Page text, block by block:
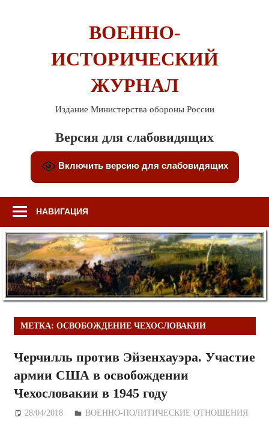
ВОЕННО-
ИСТОРИЧЕСКИЙ
ЖУРНАЛ
Издание Министерства обороны России
Версия для слабовидящих
Включить версию для слабовидящих
НАВИГАЦИЯ
МЕТКА: ОСВОБОЖДЕНИЕ ЧЕХОСЛОВАКИИ
Черчилль против Эйзенхауэра. Участие
армии США в освобождении
Чехословакии в 1945 году
28/04/2018 Дежурный по Редакции
ВОЕННО-ПОЛИТИЧЕСКИE ОТНОШЕНИЯ